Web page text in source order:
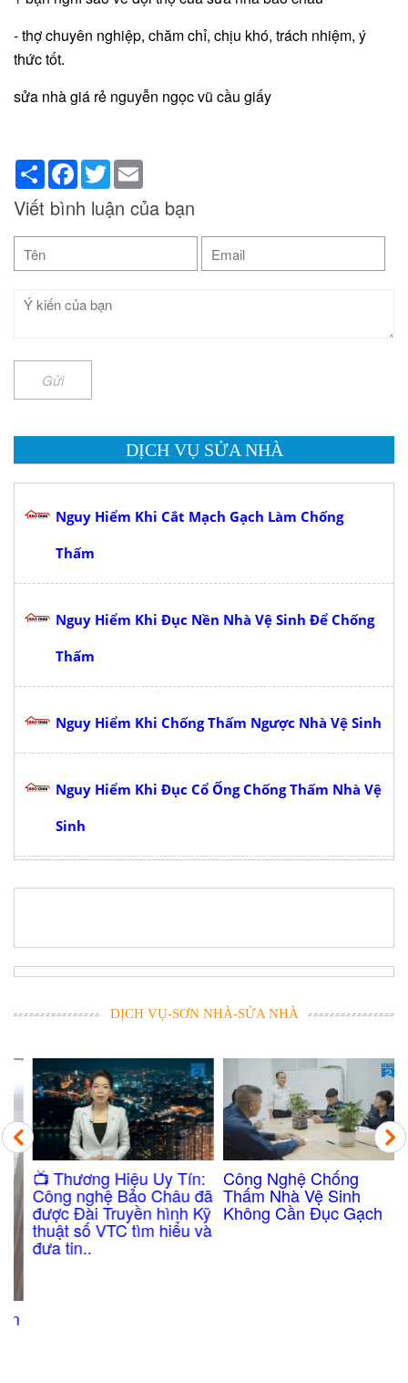
- thợ chuyên nghiệp, chăm chỉ, chịu khó, trách nhiệm, ý
thức tốt.
sửa nhà giá rẻ nguyễn ngọc vũ cầu giấy
ShareFacebook
Twitter
Viết bình luận của bạn
Gửi
DỊCH VỤ SỬA NHÀ
Nguy Hiểm Khi Cắt Mạch Gạch Làm Chống
Thấm
Nguy Hiểm Khi Đục Nền Nhà Vệ Sinh Để Chống
Thấm
Nguy Hiểm Khi Chống Thấm Ngược Nhà Vệ Sinh
Nguy Hiểm Khi Đục Cổ Ống Chống Thấm Nhà Vệ
Sinh
DỊCH VỤ-SƠN NHÀ-SỬA NHÀ
​📺 Thương Hiệu Uy Tín:
Công nghệ Bảo Châu đã
được Đài Truyền hình Kỹ
thuật số VTC tìm hiểu và
đưa tin..
Công Nghệ Chống
Thấm Nhà Vệ Sinh
Không Cần Đục Gạch